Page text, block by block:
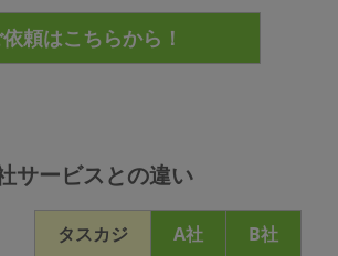
サービスとの違い
タスカジ A社
B社